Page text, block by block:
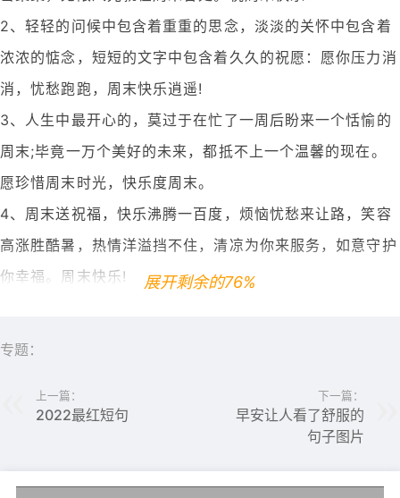
2、轻轻的问候中包含着重重的思念，淡淡的关怀中包含着
浓浓的惦念，短短的文字中包含着久久的祝愿：愿你压力消
消，忧愁跑跑，周末快乐逍遥!
3、人生中最开心的，莫过于在忙了一周后盼来一个恬愉的
周末;毕竟一万个美好的未来，都抵不上一个温馨的现在。
愿珍惜周末时光，快乐度周末。
4、周末送祝福，快乐沸腾一百度，烦恼忧愁来让路，笑容
高涨胜酷暑，热情洋溢挡不住，清凉为你来服务，如意守护
你幸福。周末快乐!
丢;愿你将快乐翻一番，开心加一半，幸福增一点;记住我的
6、周末到，愿所有的好梦依偎着你，入睡是甜，醒来成真!
愿所有的财运笼罩着你，日出遇贵，日落见财!愿所有的吉
展开剩余的76%
专题：
上一篇：
2022最红短句
下一篇：
早安让人看了舒服的
句子图片